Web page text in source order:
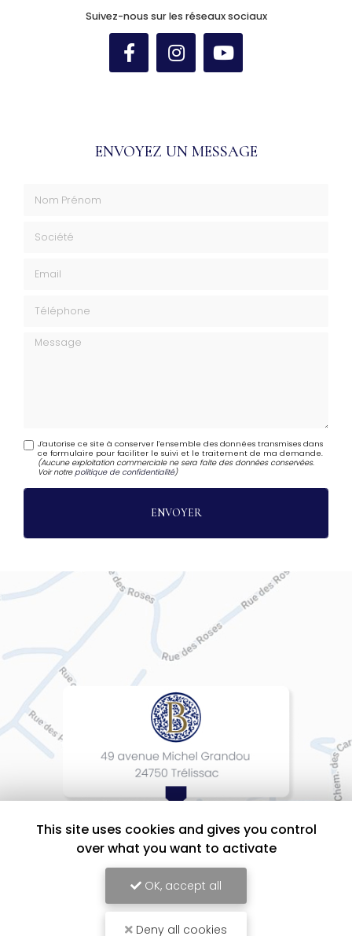
Suivez-nous sur les réseaux sociaux
ENVOYEZ UN MESSAGE
Message
J'autorise ce site à conserver l'ensemble des données transmises dans
ce formulaire pour faciliter le suivi et le traitement de ma demande.
(Aucune exploitation commerciale ne sera faite des données conservées.
Voir notrepolitique de confidentialité)
This site uses cookies and gives you control
over what you want to activate
OK, accept all
Deny all cookies